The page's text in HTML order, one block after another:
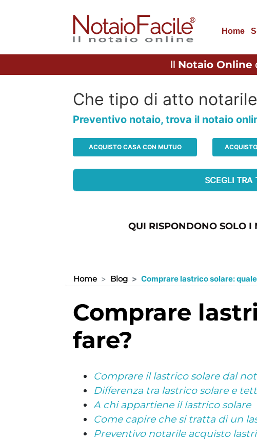
Home
Il Notaio Online
Che tipo di atto
Preventivo notaio, trova il notaio
ACQUISTO CASA CON MUTUO
QUI RISPONDONO SOLO I
Home Blog Comprare lastrico solare:
comprare lastrico solare: quale uso si può
fare?
Comprare il lastrico solare dal
Differenza tra lastrico solare e
A chi appartiene il lastrico solare
Come capire che si tratta di un
Preventivo notarile acquisto